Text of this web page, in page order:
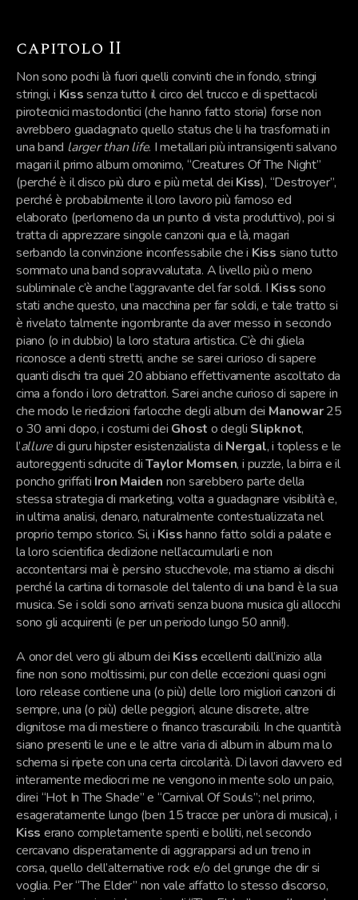
capitolo II
Non sono pochi là fuori quelli convinti che in fondo, stringi
stringi, i Kisssenza tutto il circo del trucco e di spettacoli
pirotecnici mastodontici (che hanno fatto storia) forse non
avrebbero guadagnato quello status che li ha trasformati in
una band larger than life. I metallari più intransigenti salvano
magari il primo album omonimo, “Creatures Of The Night”
(perché è il disco più duro e più metal dei Kiss), “Destroyer”,
perché è probabilmente il loro lavoro più famoso ed
elaborato (perlomeno da un punto di vista produttivo), poi si
tratta di apprezzare singole canzoni qua e là, magari
serbando la convinzione inconfessabile che i Kiss siano tutto
sommato una band sopravvalutata. A livello più o meno
subliminale c’è anche l’aggravante del far soldi. I Kisssono
stati anche questo, una macchina per far soldi, e tale tratto si
è rivelato talmente ingombrante da aver messo in secondo
piano (o in dubbio) la loro statura artistica. C’è chi gliela
riconosce a denti stretti, anche se sarei curioso di sapere
quanti dischi tra quei 20 abbiano effettivamente ascoltato da
cima a fondo i loro detrattori. Sarei anche curioso di sapere in
che modo le riedizioni farlocche degli album dei Manowar25
o 30 anni dopo, i costumi dei Ghost o degli Slipknot,
l’alluredi guru hipster esistenzialista di Nergal, i topless e le
autoreggenti sdrucite diTaylor Momsen, i puzzle, la birra e il
poncho griffati Iron Maiden non sarebbero parte della
stessa strategia di marketing, volta a guadagnare visibilità e,
in ultima analisi, denaro, naturalmente contestualizzata nel
proprio tempo storico. Si, i Kisshanno fatto soldi a palate e
la loro scientifica dedizione nell’accumularli e non
accontentarsi mai è persino stucchevole, ma stiamo ai dischi
perché la cartina di tornasole del talento di una band è la sua
musica. Se i soldi sono arrivati senza buona musica gli allocchi
sono gli acquirenti (e per un periodo lungo 50 anni!).
A onor del vero gli album dei Kisseccellenti dall’inizio alla
fine non sono moltissimi, pur con delle eccezioni quasi ogni
loro release contiene una (o più) delle loro migliori canzoni di
sempre, una (o più) delle peggiori, alcune discrete, altre
dignitose ma di mestiere o financo trascurabili. In che quantità
siano presenti le une e le altre varia di album in album ma lo
schema si ripete con una certa circolarità. Di lavori davvero ed
interamente mediocri me ne vengono in mente solo un paio,
direi “Hot In The Shade” e “Carnival Of Souls”; nel primo,
esageratamente lungo (ben 15 tracce per un’ora di musica), i
Kiss erano completamente spenti e bolliti, nel secondo
cercavano disperatamente di aggrapparsi ad un treno in
corsa, quello dell’alternative rock e/o del grunge che dir si
voglia. Per “The Elder” non vale affatto lo stesso discorso,